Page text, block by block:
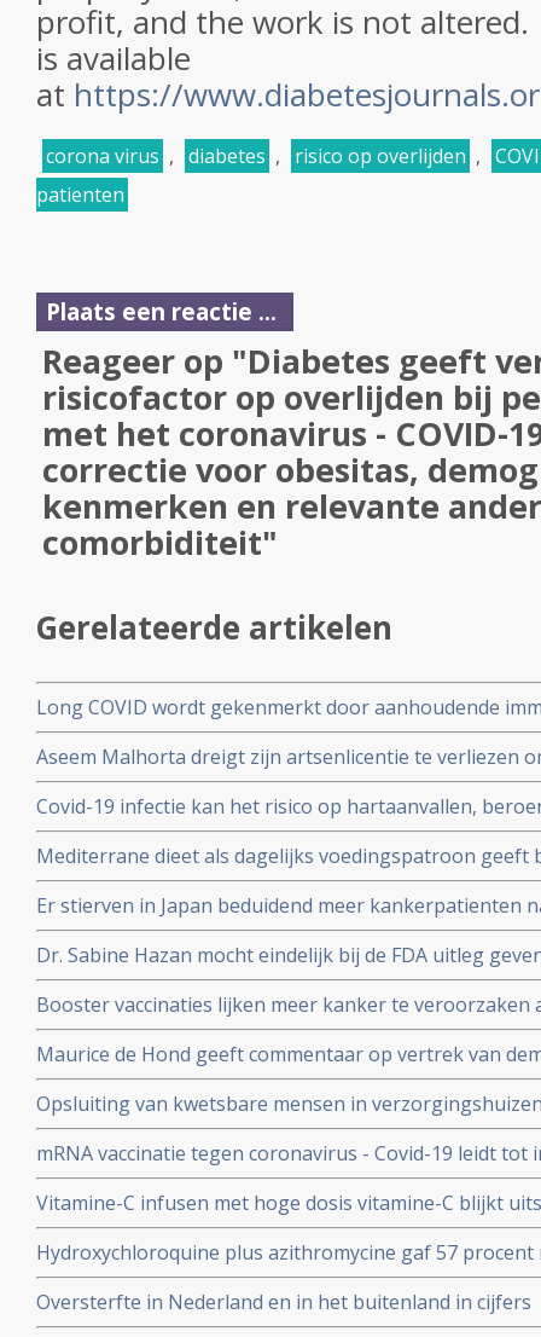
profit, and the work is not
is available
at https://
corona virus , diabetes , risico op overlijden ,
patienten
Plaats een reactie ...
Reageer op "Diabetes geeft
risicofactor op overlijden bij
met het coronavirus - COVID-
correctie voor obesitas,
kenmerken en relevante
comorbiditeit"
Gerelateerde artikelen
Long COVID wordt gekenmerkt door aanhoudende
cytotoxische CD8+ T-cellen op het SARS-CoV-2 virus
immuunreacties op de herpesvirussen Epstein-Barr-
patienten met aanhoudende Long Covid
Aseem Malhorta dreigt zijn artsenlicentie te verliezen
Covid mRNA vaccins ter discussie stelde in een
jarige leeftijd plotseling overleedt aan een hartaanval
Covid-19 infectie kan het risico op hartaanvallen,
gedurende drie jaar na een infectie verhogen
Mediterrane dieet als dagelijks voedingspatroon geeft
coronavirus - Covid-19 blijkt uit meta analyse van 6
Er stierven in Japan beduidend meer kankerpatienten
vaccinatie in vergelijking met andere jaren
Dr. Sabine Hazan mocht eindelijk bij de FDA uitleg
complementaire middelen en de samenstelling van de
Booster vaccinaties lijken meer kanker te veroorzaken
en waarschuwt voor gebruik van mRNA vaccins als
Maurice de Hond geeft commentaar op vertrek van
Kuipers en verhoor van Fauci in Amerika en weerlegt
genadeloze analyse
Opsluiting van kwetsbare mensen in
de slechtst mogelijke resultaten
mRNA vaccinatie tegen coronavirus - Covid-19 leidt
natuurlijke infectie met Sars-Cov-2 leidt tot langdurige
Vitamine-C infusen met hoge dosis vitamine-C blijkt
besmet met het corona virus (COVID-19) en al met
Studie.
Hydroxychloroquine plus azithromycine gaf 57
coronavirus besmetting bij patienten opgenomen in
Belgische studie
Oversterfte in Nederland en in het buitenland in cijfers